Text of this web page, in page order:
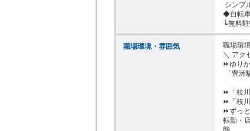
◆自転
╘無料
職場環境・雰囲気
職場環境
＼ アク
⏩ゆり
⏩「枝
⏩「枝
⏩ずっ
転勤・